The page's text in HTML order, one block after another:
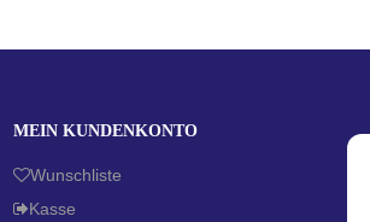
MEIN KUNDENKONTO
Wunschliste
Kasse